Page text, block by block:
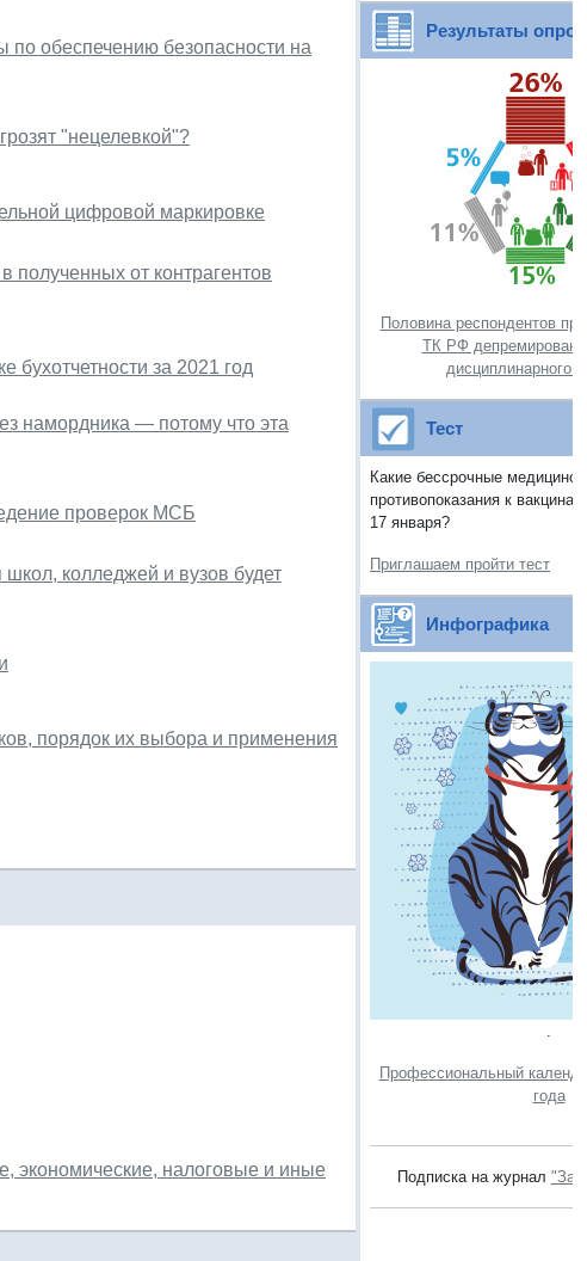
обеспечению безопасности на
"нецелевкой"?
цифровой маркировке
от контрагентов
за 2021 год
намордника — потому что эта
проверок МСБ
колледжей и вузов будет
порядок их выбора и применения
экономические, налоговые и иные
Результаты
Половина респондентов
ТК РФ
дисциплинарного
Тест
Какие бессрочные
противопоказания к
17 января?
Приглашаем пройти тест
Инфографика
Профессиональный
года
Подписка на журнал